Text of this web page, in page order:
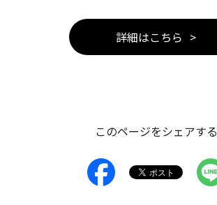
詳細はこちら
このページをシェアする